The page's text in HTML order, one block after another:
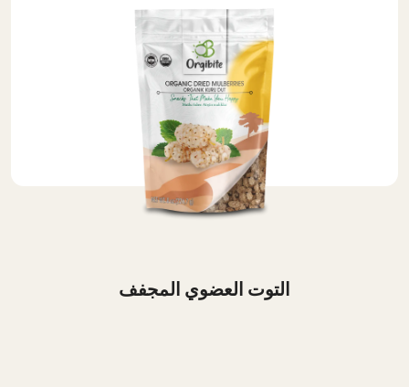
التوت العضوي المجفف